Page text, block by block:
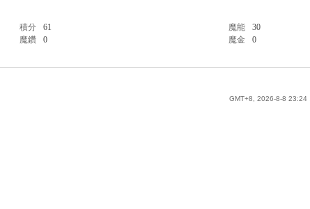
積分 61 魔能
30
魔鑽 0 魔金 0
GMT+8, 2026-8-8 23:24